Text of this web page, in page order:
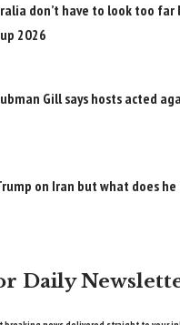
don’t have to look too far
2026
Gill says hosts acted
on Iran but what does
Daily